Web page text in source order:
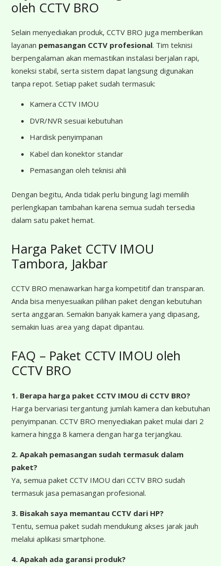
oleh CCTV BRO
Selain menyediakan produk, CCTV BRO juga memberikan
layanan pemasangan CCTV profesional. Tim teknisi
berpengalaman akan memastikan instalasi berjalan rapi,
koneksi stabil, serta sistem dapat langsung digunakan
tanpa repot. Setiap paket sudah termasuk:
Kamera CCTV IMOU
DVR/NVR sesuai kebutuhan
Hardisk penyimpanan
Kabel dan konektor standar
Pemasangan oleh teknisi ahli
Dengan begitu, Anda tidak perlu bingung lagi memilih
perlengkapan tambahan karena semua sudah tersedia
dalam satu paket hemat.
Harga Paket CCTV IMOU
Tambora, Jakbar
CCTV BRO menawarkan harga kompetitif dan transparan.
Anda bisa menyesuaikan pilihan paket dengan kebutuhan
serta anggaran. Semakin banyak kamera yang dipasang,
semakin luas area yang dapat dipantau.
FAQ – Paket CCTV IMOU oleh
CCTV BRO
1. Berapa harga paket CCTV IMOU di CCTV BRO?
Harga bervariasi tergantung jumlah kamera dan kebutuhan
penyimpanan. CCTV BRO menyediakan paket mulai dari 2
kamera hingga 8 kamera dengan harga terjangkau.
2. Apakah pemasangan sudah termasuk dalam
paket?
Ya, semua paket CCTV IMOU dari CCTV BRO sudah
termasuk jasa pemasangan profesional.
3. Bisakah saya memantau CCTV dari HP?
Tentu, semua paket sudah mendukung akses jarak jauh
melalui aplikasi smartphone.
4. Apakah ada garansi produk?